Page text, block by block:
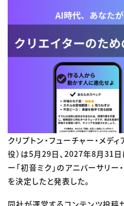
CREATIVE VILLAGEから
プロフェッショ
クリプトン・フューチャー・メデ
役）は5月29日、2027年8月31
ー「初音ミク」のアニバーサリ
を決定したと発表した。